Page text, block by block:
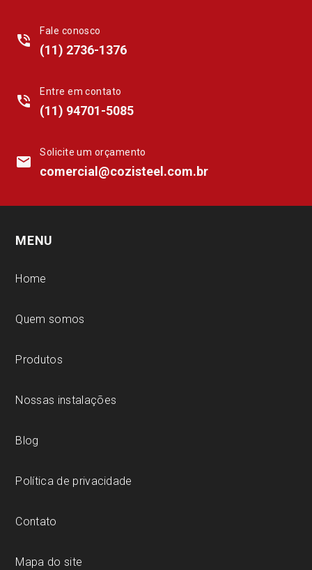
phone_in_talk
Fale conosco
(11) 2736-1376
phone_in_talk
Entre em contato
(11) 94701-5085
mail
Solicite um orçamento
comercial@cozisteel.com.br
MENU
Home
Quem somos
Produtos
Nossas instalações
Blog
Política de privacidade
Contato
Mapa do site